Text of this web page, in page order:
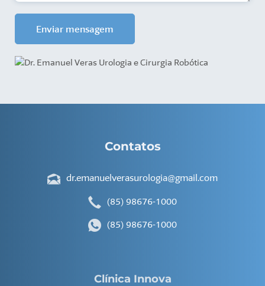
Enviar mensagem
Contatos
dr.emanuelverasurologia@gmail.com
(85) 98676-1000
(85) 98676-1000
Clínica Innova